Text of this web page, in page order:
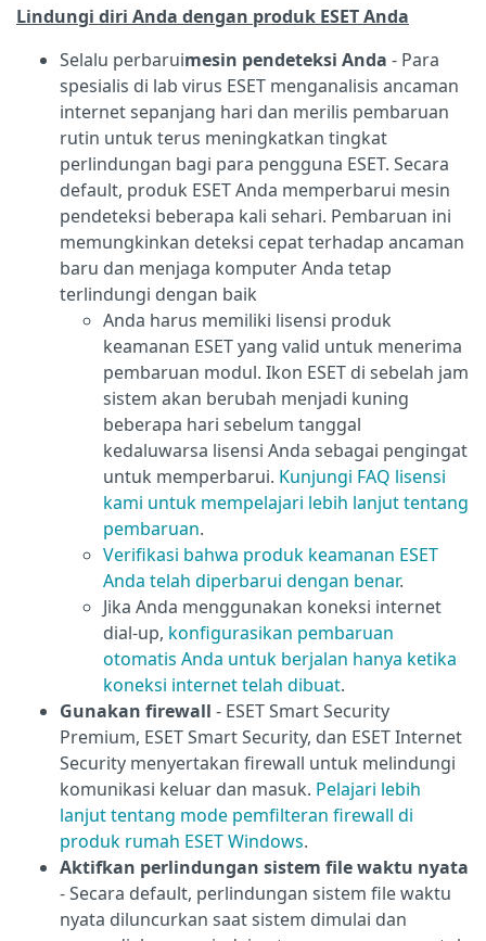
Lindungi diri Anda dengan produk ESET Anda
Selalu perbaruimesin pendeteksi Anda - Para
spesialis di lab virus ESET menganalisis ancaman
internet sepanjang hari dan merilis pembaruan
rutin untuk terus meningkatkan tingkat
perlindungan bagi para pengguna ESET. Secara
default, produk ESET Anda memperbarui mesin
pendeteksi beberapa kali sehari. Pembaruan ini
memungkinkan deteksi cepat terhadap ancaman
baru dan menjaga komputer Anda tetap
terlindungi dengan baik
Anda harus memiliki lisensi produk
keamanan ESET yang valid untuk menerima
pembaruan modul. Ikon ESET di sebelah jam
sistem akan berubah menjadi kuning
beberapa hari sebelum tanggal
kedaluwarsa lisensi Anda sebagai pengingat
untuk memperbarui. Kunjungi FAQ lisensi
kami untuk mempelajari lebih lanjut tentang
pembaruan.
Verifikasi bahwa produk keamanan ESET
Anda telah diperbarui dengan benar.
Jika Anda menggunakan koneksi internet
dial-up, konfigurasikan pembaruan
otomatis Anda untuk berjalan hanya ketika
koneksi internet telah dibuat.
Gunakan firewall - ESET Smart Security
Premium, ESET Smart Security, dan ESET Internet
Security menyertakan firewall untuk melindungi
komunikasi keluar dan masuk. Pelajari lebih
lanjut tentang mode pemfilteran firewall di
produk rumah ESET Windows.
Aktifkan perlindungan sistem file waktu nyata
- Secara default, perlindungan sistem file waktu
nyata diluncurkan saat sistem dimulai dan